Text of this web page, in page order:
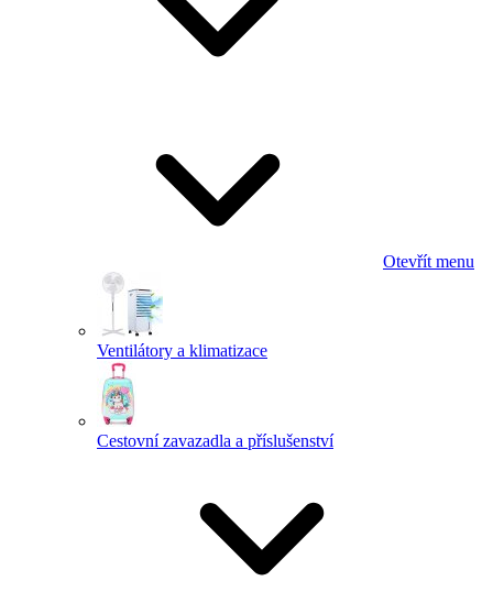
Otevřít menu
Ventilátory a klimatizace
Cestovní zavazadla a příslušenství